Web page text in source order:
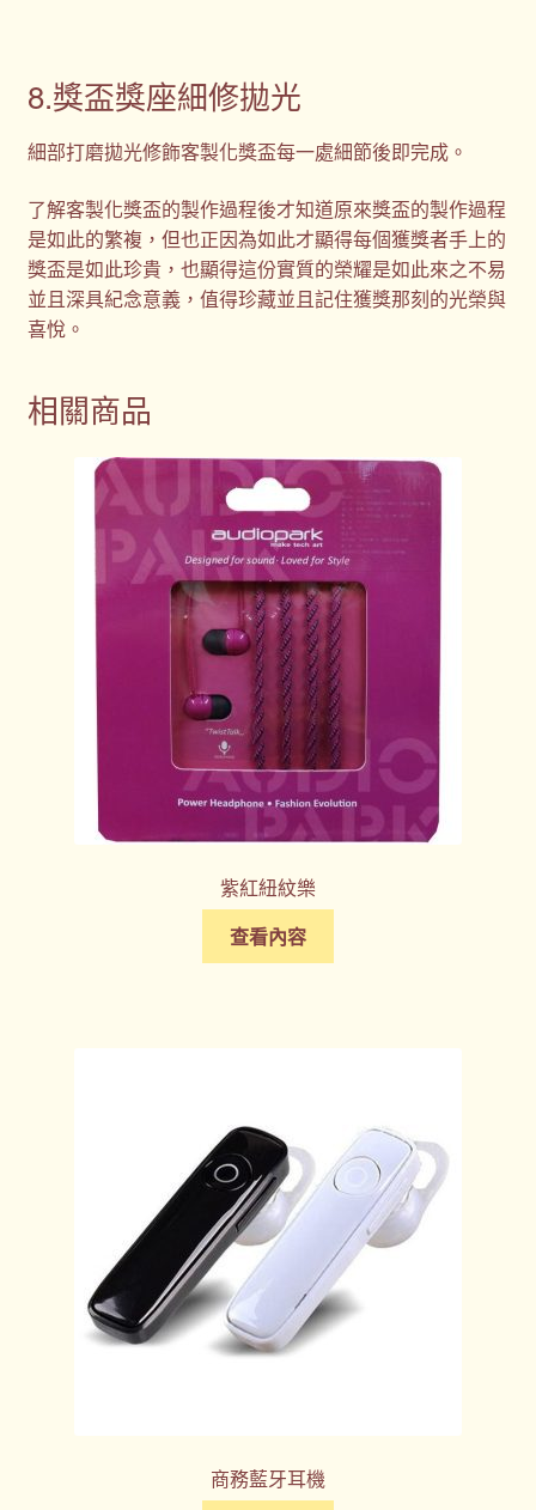
8.獎盃獎座細修拋光
細部打磨拋光修飾客製化獎盃每一處細節後即完成。
了解客製化獎盃的製作過程後才知道原來獎盃的製作過程
是如此的繁複，但也正因為如此才顯得每個獲獎者手上的
獎盃是如此珍貴，也顯得這份實質的榮耀是如此來之不易
並且深具紀念意義，值得珍藏並且記住獲獎那刻的光榮與
喜悅。
相關商品
紫紅紐紋樂
查看內容
商務藍牙耳機